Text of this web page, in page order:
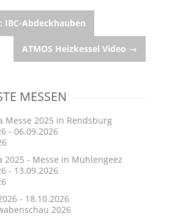
IBC-Abdeckhauben
ATMOS Heizkessel Video →
MESSEN
- 06.09.2026
- 13.09.2026
- 18.10.2026
2026